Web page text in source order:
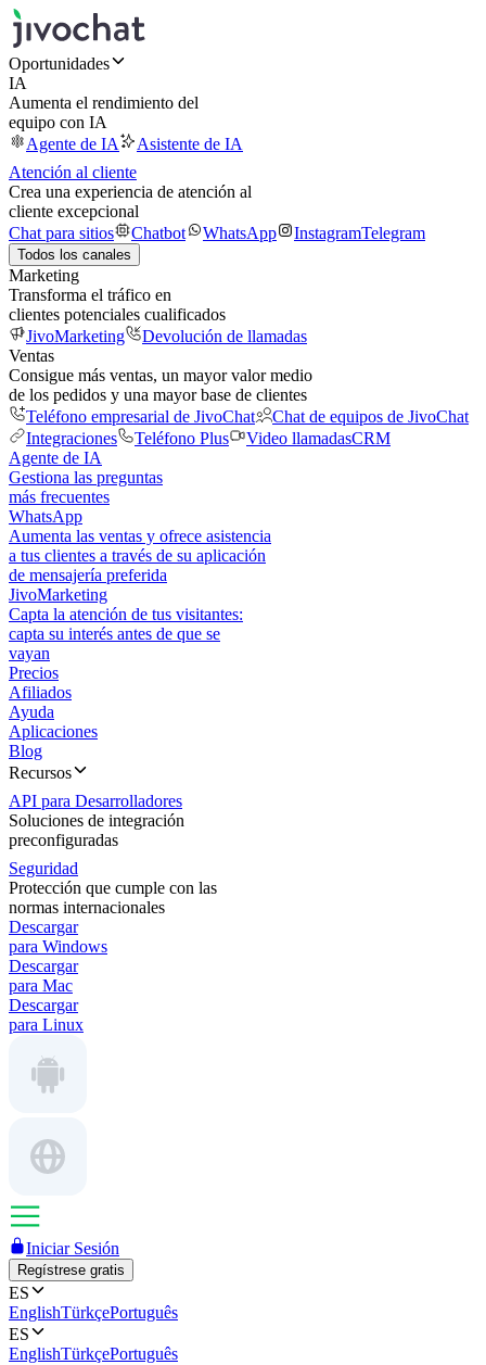
Oportunidades
IA
Aumenta el rendimiento del
equipo con IA
Agente de IA
Asistente de IA
Atención al cliente
Crea una experiencia de atención al
cliente excepcional
Chat para sitios
Chatbot WhatsApp InstagramTelegram
Todos los canales
Marketing
Transforma el tráfico en
clientes potenciales cualificados
JivoMarketing
Devolución de llamadas
Ventas
Consigue más ventas, un mayor valor medio
de los pedidos y una mayor base de clientes
Teléfono empresarial de JivoChat
Chat de equipos de JivoChat
Integraciones
Teléfono Plus Video llamadasCRM
Agente de IA
Gestiona las preguntas
más frecuentes
WhatsApp
Aumenta las ventas y ofrece asistencia
a tus clientes a través de su aplicación
de mensajería preferida
JivoMarketing
Capta la atención de tus visitantes:
capta su interés antes de que se
vayan
Precios
Afiliados
Ayuda
Aplicaciones
Blog
Recursos
API para Desarrolladores
Soluciones de integración
preconfiguradas
Seguridad
Protección que cumple con las
normas internacionales
Descargar
para Windows
Descargar
para Mac
Descargar
para Linux
Iniciar Sesión
Regístrese gratis
ES
EnglishTürkçePortuguês
ES
EnglishTürkçePortuguês